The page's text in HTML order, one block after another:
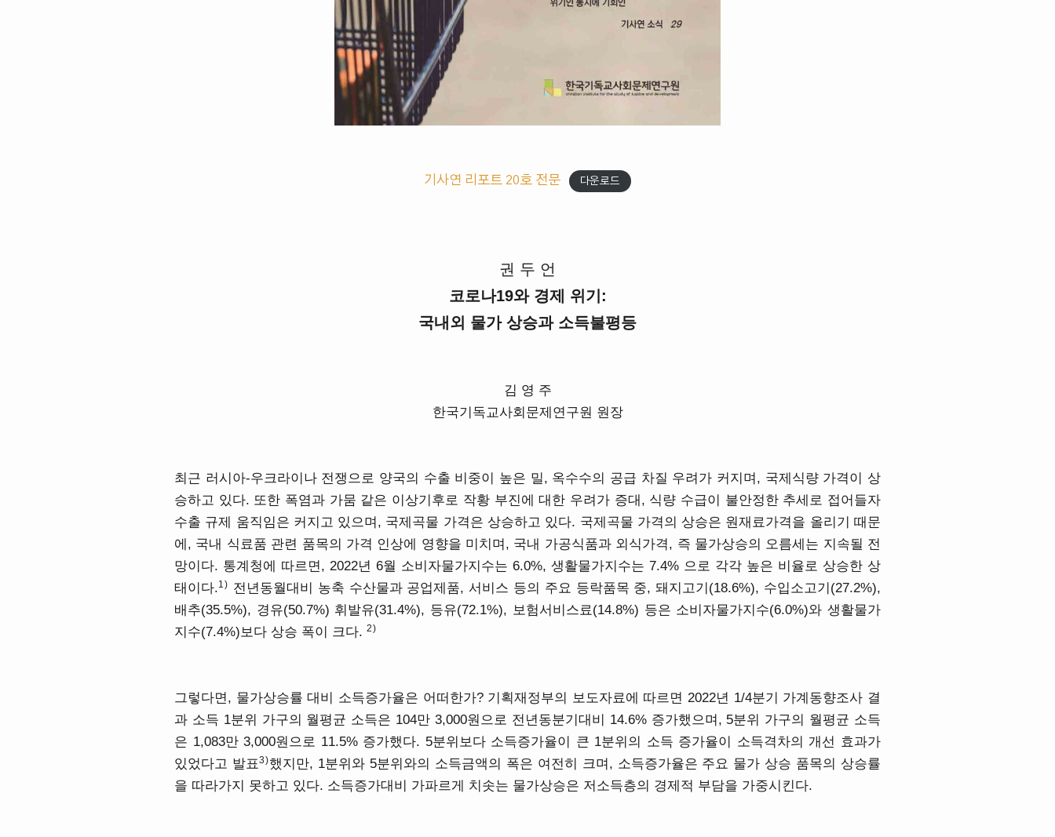
기사연 리포트 20호 전문 다운로드
권 두 언
코로나19와 경제 위기 :
국내외 물가 상승과 소득불평등
김 영 주
한국기독교사회문제연구원 원장
최근 러시아-우크라이나 전쟁으로 양국의 수출 비중이 높은 밀, 옥수수의 공급 차질 우려가 커지며, 국제식량 가격이 상
승하고 있다. 또한 폭염과 가뭄 같은 이상기후로 작황 부진에 대한 우려가 증대, 식량 수급이 불안정한 추세로 접어들자
수출 규제 움직임은 커지고 있으며, 국제곡물 가격은 상승하고 있다. 국제곡물 가격의 상승은 원재료가격을 올리기 때문
에, 국내 식료품 관련 품목의 가격 인상에 영향을 미치며, 국내 가공식품과 외식가격, 즉 물가상승의 오름세는 지속될 전
망이다. 통계청에 따르면, 2022년 6월 소비자물가지수는 6.0%, 생활물가지수는 7.4% 으로 각각 높은 비율로 상승한 상
태이다.1)
전년동월대비 농축 수산물과 공업제품, 서비스 등의 주요 등락품목 중, 돼지고기(18.6%), 수입소고기(27.2%),
배추(35.5%), 경유(50.7%) 휘발유(31.4%), 등유(72.1%), 보험서비스료(14.8%) 등은 소비자물가지수(6.0%)와 생활물가
지수(7.4%)보다 상승 폭이 크다. 2)
그렇다면, 물가상승률 대비 소득증가율은 어떠한가? 기획재정부의 보도자료에 따르면 2022년 1/4분기 가계동향조사 결
과 소득 1분위 가구의 월평균 소득은 104만 3,000원으로 전년동분기대비 14.6% 증가했으며, 5분위 가구의 월평균 소득
은 1,083만 3,000원으로 11.5% 증가했다. 5분위보다 소득증가율이 큰 1분위의 소득 증가율이 소득격차의 개선 효과가
있었다고 발표3)했지만, 1분위와 5분위와의 소득금액의 폭은 여전히 크며, 소득증가율은 주요 물가 상승 품목의 상승률
을 따라가지 못하고 있다. 소득증가대비 가파르게 치솟는 물가상승은 저소득층의 경제적 부담을 가중시킨다.